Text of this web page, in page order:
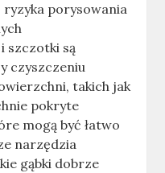
ryzyka porysowania
szczotki są
czyszczeniu
takich jak
pokryte
mogą być łatwo
narzędzia
gąbki dobrze